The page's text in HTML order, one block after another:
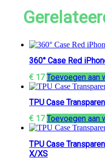
360° Case Red
€ 17 Toevoegen aan
TPU Case
€ 17 Toevoegen aan
TPU Case
X/XS